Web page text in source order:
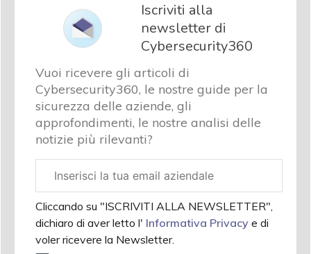
Iscriviti alla
newsletter di
Cybersecurity360
Vuoi ricevere gli articoli di
Cybersecurity360, le nostre guide per la
sicurezza delle aziende, gli
approfondimenti, le nostre analisi delle
notizie più rilevanti?
aziendale
Cliccando su "ISCRIVITI ALLA NEWSLETTER",
dichiaro di aver letto l' Informativa Privacy e di
voler ricevere la Newsletter.